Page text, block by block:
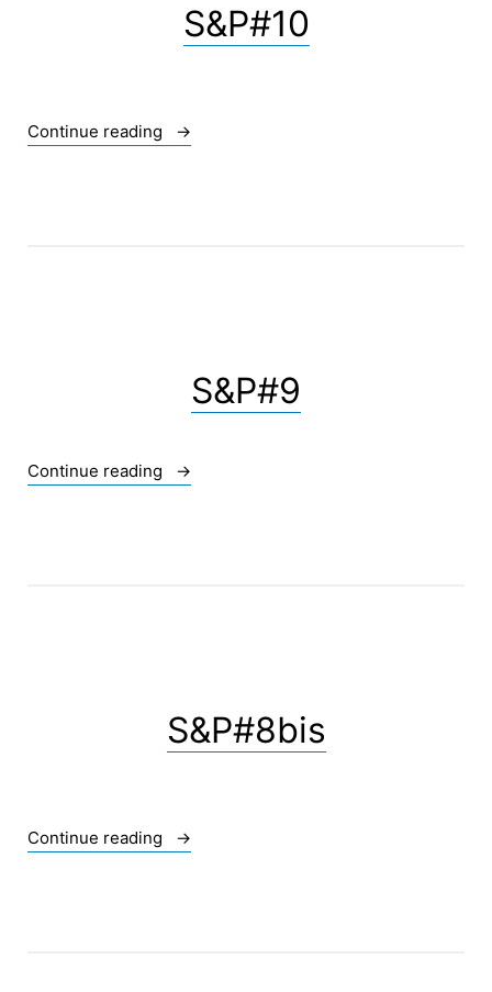
S&P#10
Continue reading « S&P#10 »
S&P#9
Continue reading « S&P#9 »
S&P#8bis
Continue reading « S&P#8bis »